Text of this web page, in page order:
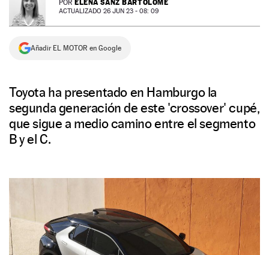
NEWSLETTER
SÍGUENOS
POR ELENA SANZ BARTOLOMÉ
ACTUALIZADO 26 JUN 23 - 08: 09
Añadir EL MOTOR en Google
Toyota ha presentado en Hamburgo la
segunda generación de este 'crossover' cupé,
que sigue a medio camino entre el segmento
B y el C.